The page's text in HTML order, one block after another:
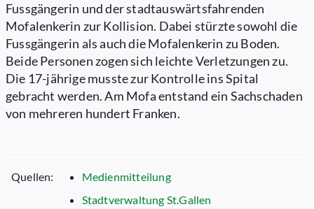
Fussgängerin und der stadtauswärtsfahrenden
Mofalenkerin zur Kollision. Dabei stürzte sowohl die
Fussgängerin als auch die Mofalenkerin zu Boden.
Beide Personen zogen sich leichte Verletzungen zu.
Die 17-jährige musste zur Kontrolle ins Spital
gebracht werden. Am Mofa entstand ein Sachschaden
von mehreren hundert Franken.
Quellen:
Medienmitteilung
Stadtverwaltung St.Gallen